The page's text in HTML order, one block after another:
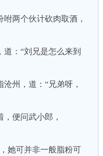
两个伙计砍肉取酒，
：“刘兄是怎么来到
州，道：“兄弟呀，
便问武小郎，
可并非一般脂粉可